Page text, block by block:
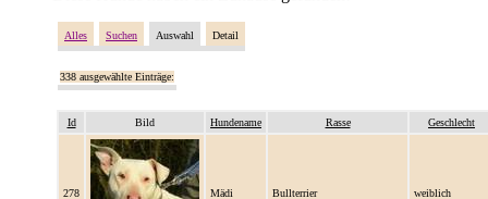
Alles Suchen Auswahl Detail
338 ausgewählte Einträge:
Id Bild Hundename Rasse Geschlecht
278 Mädi Bullterrier weiblich